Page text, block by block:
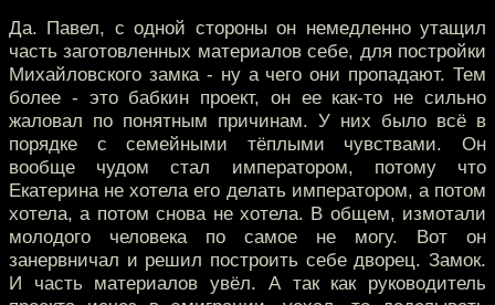
Да. Павел, с одной стороны он немедленно утащил
часть заготовленных материалов себе, для постройки
Михайловского замка - ну а чего они пропадают. Тем
более - это бабкин проект, он ее как-то не сильно
жаловал по понятным причинам. У них было всё в
порядке с семейными тёплыми чувствами. Он
вообще чудом стал императором, потому что
Екатерина не хотела его делать императором, а потом
хотела, а потом снова не хотела. В общем, измотали
молодого человека по самое не могу. Вот он
занервничал и решил построить себе дворец. Замок.
И часть материалов увёл. А так как руководитель